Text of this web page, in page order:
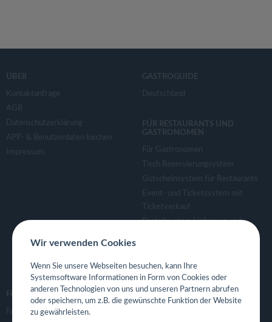
ÜBER
Kontaktanfrage
AGB
Datenschutzerklärung
APP- & Benutzerdaten löschen
Impressum
GASTROGUIDE
Deutschland
FÜR RESTAURANTS UND
GASTRONOMEN
Für Gastronomen
Tisch Reservierungsystem
Gutscheinsystem für Restaurants
Event- und Ticketsystem mit
Ticketverkauf
Bestellsystem Lieferung und
Eigene App für Restaurant
FOLGE UNS
Facebook
Wir verwenden Cookies
Wenn Sie unsere Webseiten besuchen, kann Ihre
Systemsoftware Informationen in Form von Cookies oder
anderen Technologien von uns und unseren Partnern abrufen
oder speichern, um z.B. die gewünschte Funktion der Website
zu gewährleisten.